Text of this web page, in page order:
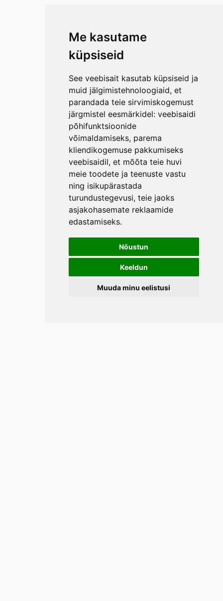
Me kasutame
küpsiseid
See veebisait kasutab küpsiseid ja
muid jälgimistehnoloogiaid, et
parandada teie sirvimiskogemust
järgmistel eesmärkidel: veebisaidi
põhifunktsioonide
võimaldamiseks, parema
kliendikogemuse pakkumiseks
veebisaidil, et mõõta teie huvi
meie toodete ja teenuste vastu
ning isikupärastada
turundustegevusi, teie jaoks
asjakohasemate reklaamide
edastamiseks.
Nõustun
Keeldun
Muuda minu eelistusi